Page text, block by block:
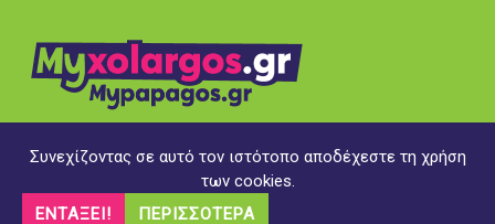
Copyright ©2020 MyXolargos.gr/MyPapagos.gr, με την
Συνεχίζοντας σε αυτό τον ιστότοπο αποδέχεστε τη χρήση
των cookies.
ΕΝΤΆΞΕΙ!
ΠΕΡΙΣΣΌΤΕΡΑ